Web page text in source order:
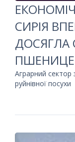
СИРІЯ
ДОСЯГЛА
Аграрний сектор
руйнівної посухи